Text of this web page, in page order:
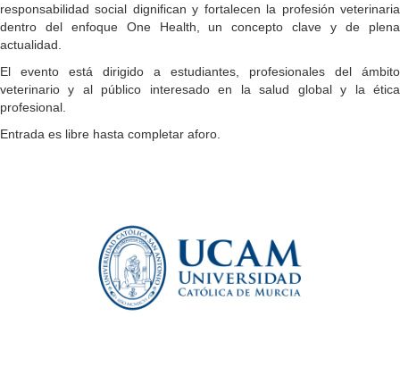
responsabilidad social dignifican y fortalecen la profesión veterinaria
dentro del enfoque One Health, un concepto clave y de plena
actualidad.
El evento está dirigido a estudiantes, profesionales del ámbito
veterinario y al público interesado en la salud global y la ética
profesional.
Entrada es libre hasta completar aforo.